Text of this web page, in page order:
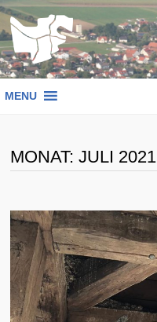
Zum
Inhalt
springen
MENU
MONAT:JULI 2021